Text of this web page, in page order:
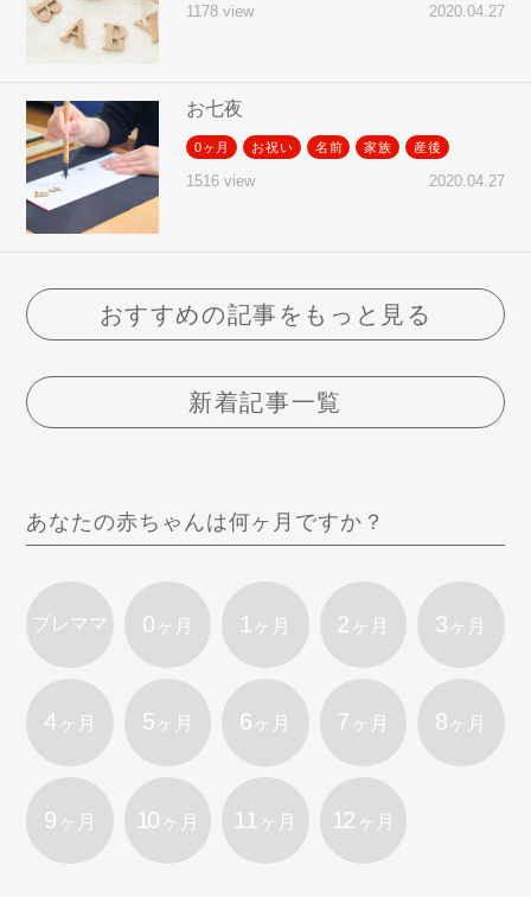
1178 view 2020.04.27
お七夜
0ヶ月 お祝い 名前 家族 産後
1516 view 2020.04.27
おすすめの記事をもっと見る
新着記事一覧
あなたの赤ちゃんは何ヶ月ですか？
プレママ 0 ヶ月 1 ヶ月 2 ヶ月 3 ヶ月
4 ヶ月 5 ヶ月 6 ヶ月 7 ヶ月 8 ヶ月
9 ヶ月 10 ヶ月 11 ヶ月 12 ヶ月